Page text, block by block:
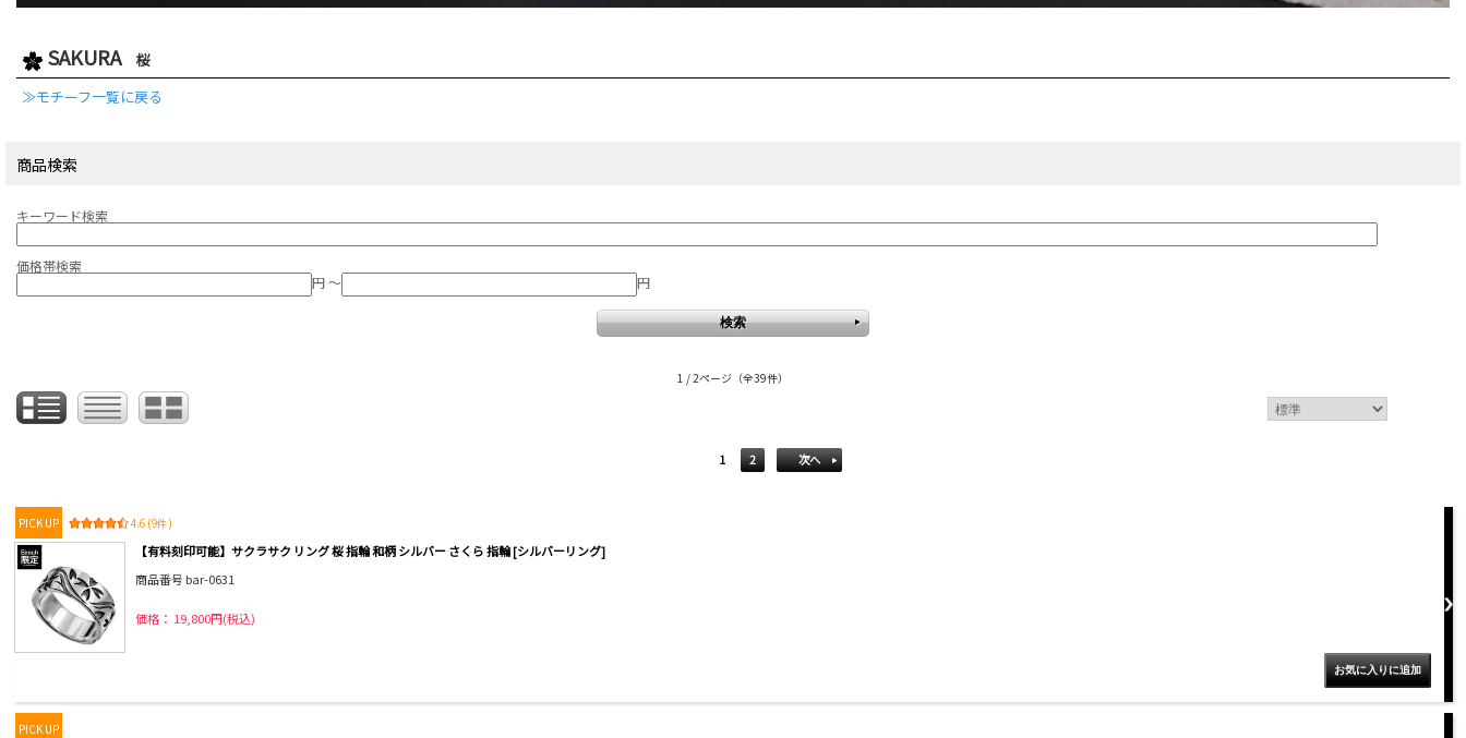
SAKURA桜
≫モチーフ一覧に戻る
商品検索
キーワード検索
価格帯検索
円 ～
円
1 / 2ページ （全39件）
1 2 次へ
PICK UP 4.6 (9件)
【有料刻印可能】サクラサク リング 桜 指輪 和柄 シルバー さくら 指輪 [シルバーリング]
商品番号 bar-0631
価格： 19,800円(税込)
PICK UP